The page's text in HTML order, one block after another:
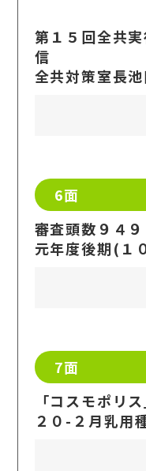
第１５回全共
信
全共対策室長
6面
審査頭数９４
元年度後期(１
7面
「コスモポリ
２０-２月乳用